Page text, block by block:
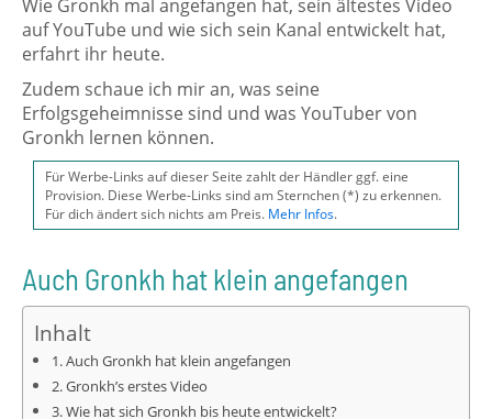
Wie Gronkh mal angefangen hat, sein ältestes Video
auf YouTube und wie sich sein Kanal entwickelt hat,
erfahrt ihr heute.
Zudem schaue ich mir an, was seine
Erfolgsgeheimnisse sind und was YouTuber von
Gronkh lernen können.
Für Werbe-Links auf dieser Seite zahlt der Händler ggf. eine
Provision. Diese Werbe-Links sind am Sternchen (*) zu erkennen.
Für dich ändert sich nichts am Preis. Mehr Infos.
Auch Gronkh hat klein angefangen
Inhalt
Auch Gronkh hat klein angefangen
Gronkh’s erstes Video
Wie hat sich Gronkh bis heute entwickelt?